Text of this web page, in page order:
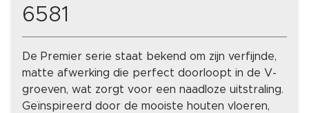
6581
De Premier serie staat bekend om zijn verfijnde,
matte afwerking die perfect doorloopt in de V-
groeven, wat zorgt voor een naadloze uitstraling.
Geïnspireerd door de mooiste houten vloeren,